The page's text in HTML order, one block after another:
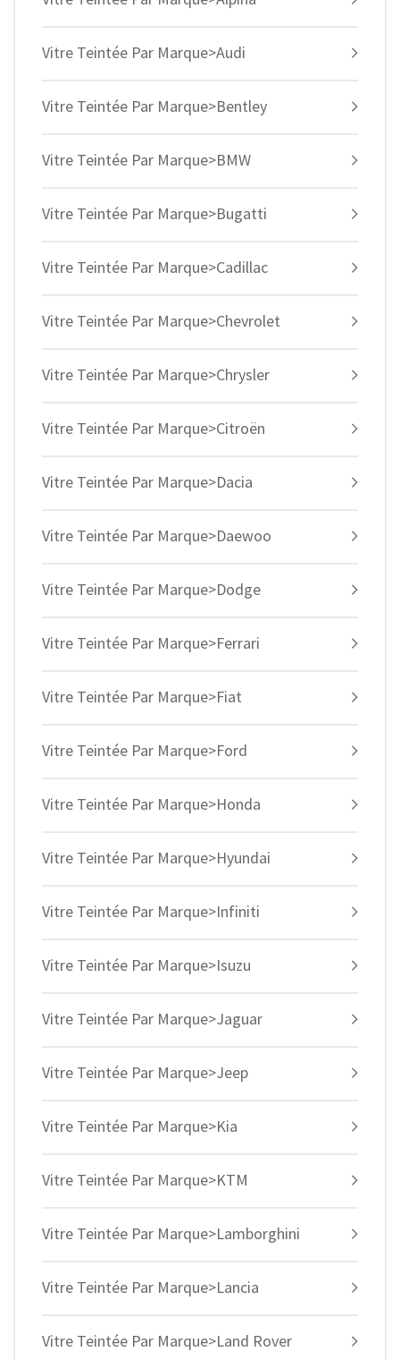
Vitre Teintée Par Marque>Audi
Vitre Teintée Par Marque>Bentley
Vitre Teintée Par Marque>BMW
Vitre Teintée Par Marque>Bugatti
Vitre Teintée Par Marque>Cadillac
Vitre Teintée Par Marque>Chevrolet
Vitre Teintée Par Marque>Chrysler
Vitre Teintée Par Marque>Citroën
Vitre Teintée Par Marque>Dacia
Vitre Teintée Par Marque>Daewoo
Vitre Teintée Par Marque>Dodge
Vitre Teintée Par Marque>Ferrari
Vitre Teintée Par Marque>Fiat
Vitre Teintée Par Marque>Ford
Vitre Teintée Par Marque>Honda
Vitre Teintée Par Marque>Hyundai
Vitre Teintée Par Marque>Infiniti
Vitre Teintée Par Marque>Isuzu
Vitre Teintée Par Marque>Jaguar
Vitre Teintée Par Marque>Jeep
Vitre Teintée Par Marque>Kia
Vitre Teintée Par Marque>KTM
Vitre Teintée Par Marque>Lamborghini
Vitre Teintée Par Marque>Lancia
Vitre Teintée Par Marque>Land Rover